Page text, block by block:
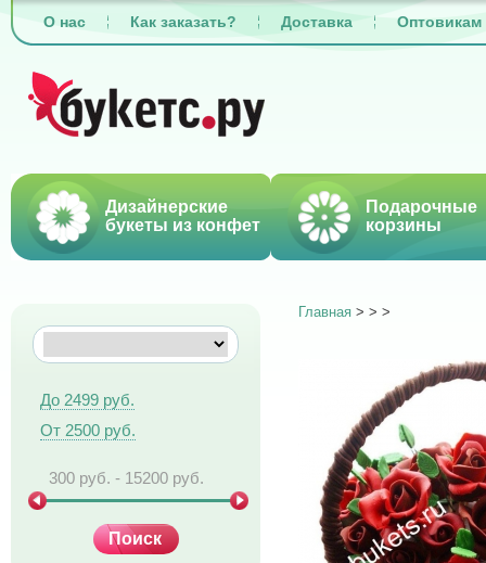
О нас Как заказать? Доставка Оптовикам
Дизайнерские
букеты из конфет
Подарочные
корзины
До 2499 руб.
От 2500 руб.
Главная > > >